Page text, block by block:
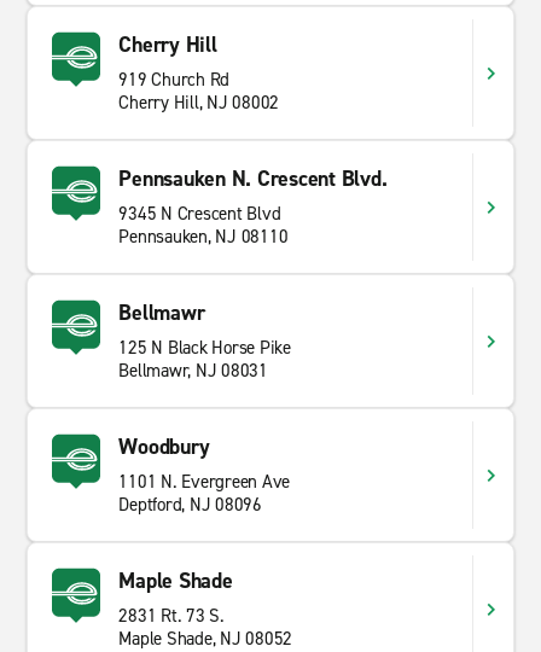
Cherry Hill
919 Church Rd
Cherry Hill, NJ 08002
Pennsauken N. Crescent Blvd.
9345 N Crescent Blvd
Pennsauken, NJ 08110
Bellmawr
125 N Black Horse Pike
Bellmawr, NJ 08031
Woodbury
1101 N. Evergreen Ave
Deptford, NJ 08096
Maple Shade
2831 Rt. 73 S.
Maple Shade, NJ 08052